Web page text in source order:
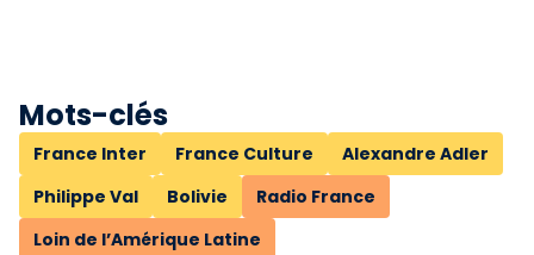
Mots-clés
France Inter France Culture
Alexandre Adler
Philippe Val
Bolivie
Radio France
Loin de l’Amérique Latine